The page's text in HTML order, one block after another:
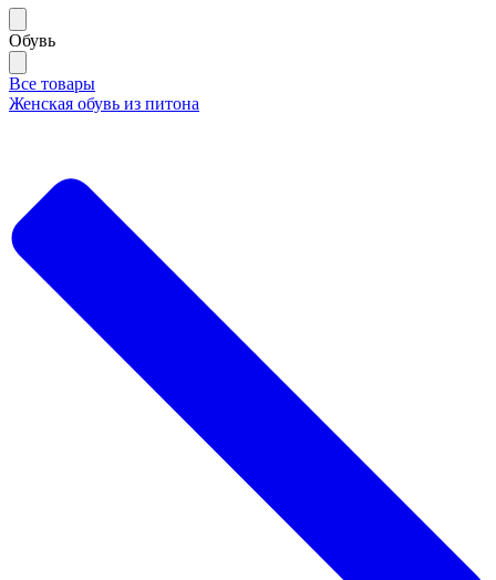
Обувь
Все товары
Женская обувь из питона